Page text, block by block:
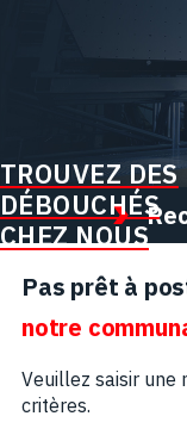
TROUVEZ DES
DÉBOUCHÉS
CHEZ NOUS
Pas prêt à
notre
Veuillez saisir une
critères.